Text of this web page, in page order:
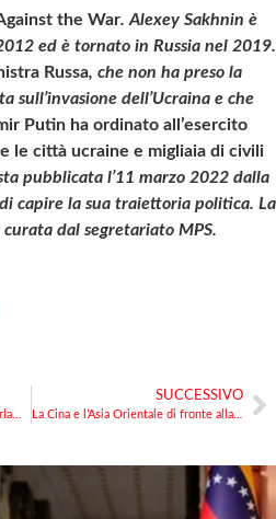
the War. Alexey Sakhnin è
ed è tornato in Russia nel 2019.
Russa, che non ha preso la
sull’invasione dell’Ucraina e che
Putin ha ordinato all’esercito
le città ucraine e migliaia di civili
pubblicata l’11 marzo 2022 dalla
capire la sua traiettoria politica. La
dal segretariato MPS.
Gli “orizzonti di gloria” dell’Europarlamento
SUCCESSIVO
La Cina e l’Asia Orientale di fronte alla guerra di Putin: imbarazzi e timori